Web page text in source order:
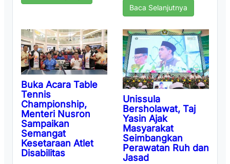
Baca Selanjutnya
Buka Acara Table
Tennis
Championship,
Menteri Nusron
Sampaikan
Semangat
Kesetaraan Atlet
Disabilitas
Unissula
Bersholawat, Taj
Yasin Ajak
Masyarakat
Seimbangkan
Perawatan Ruh dan
Jasad